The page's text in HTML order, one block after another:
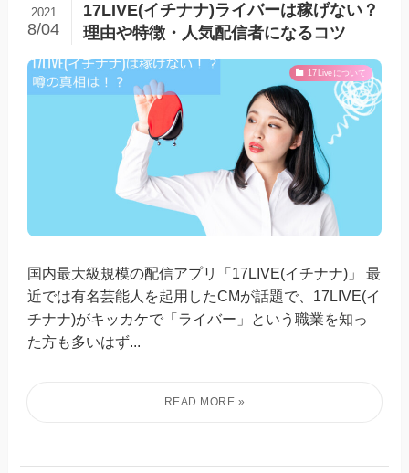
17LIVE(イチナナ)ライバーは稼げない？
理由や特徴・人気配信者になるコツ
2021
8/04
17Liveについて
国内最大級規模の配信アプリ「17LIVE(イチナナ)」 最
近では有名芸能人を起用したCMが話題で、17LIVE(イ
チナナ)がキッカケで「ライバー」という職業を知っ
た方も多いはず...